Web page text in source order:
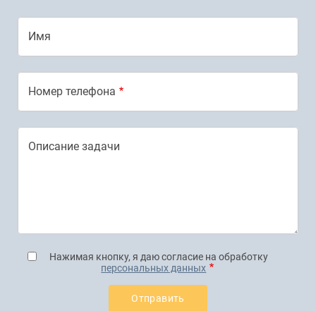
Имя
Номер телефона
Описание задачи
Нажимая кнопку, я даю согласие на обработку
персональных данных